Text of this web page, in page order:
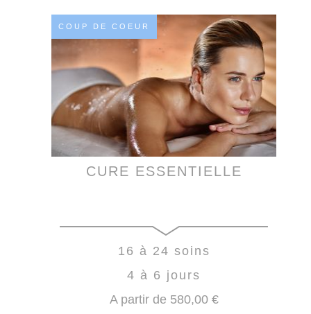
COUP DE COEUR
CURE ESSENTIELLE
16 à 24 soins
4 à 6 jours
A partir de 580,00 €